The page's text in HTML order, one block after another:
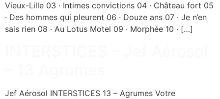
Vieux-Lille 03 · Intimes convictions 04 · Château fort 05
· Des hommes qui pleurent 06 · Douze ans 07 · Je n’en
sais rien 08 · Au Lotus Motel 09 · Morphée 10 · […]
Jef Aérosol INTERSTICES 13 – Agrumes Votre